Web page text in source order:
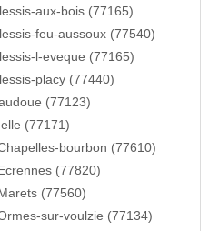
aux-bois (77165)
feu-aussoux (77540)
l-eveque (77165)
placy (77440)
(77123)
(77171)
bourbon (77610)
(77820)
(77560)
sur-voulzie (77134)